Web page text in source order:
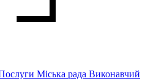
Міська рада Виконавчий